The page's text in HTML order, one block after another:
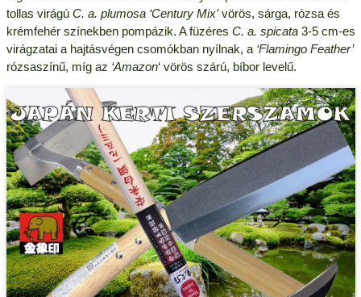
tollas virágú C. a. plumosa ‘Century Mix’vörös, sárga, rózsa és
krémfehér színekben pompázik. A füzéres C. a. spicata3-5 cm-es
virágzatai a hajtásvégen csomókban nyílnak, a ‘Flamingo Feather’
rózsaszínű, míg az ‘Amazon‘ vörös szárú, bíbor levelű.